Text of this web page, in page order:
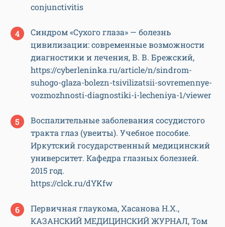
conjunctivitis
Синдром «Сухого глаза» — болезнь
цивилизации: современные возможности
диагностики и лечения, В. В. Брежский,
https://cyberleninka.ru/article/n/sindrom-
suhogo-glaza-bolezn-tsivilizatsii-sovremennye-
vozmozhnosti-diagnostiki-i-lecheniya-1/viewer
Воспалительные заболевания сосудистого
тракта глаз (увеиты). Учебное пособие.
Иркутский государственный медицинский
университет. Кафедра глазных болезней.
2015 год.
https://clck.ru/dYKfw
Первичная глаукома, Хасанова Н.X.,
КАЗАНСКИЙ МЕДИЦИНСКИЙ ЖУРНАЛ, Том